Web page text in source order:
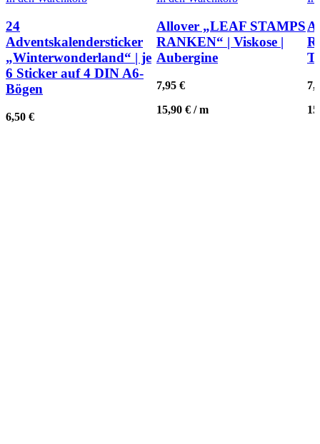
24
Adventskalendersticker
„Winterwonderland“ | je
6 Sticker auf 4 DIN A6-
Bögen
6,50 €
Allover „LEAF STAMPS
RANKEN“ | Viskose |
Aubergine
7,95 €
15,90 € /m